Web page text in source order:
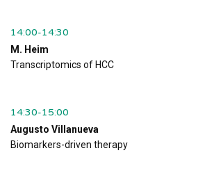
14:00-14:30
M. Heim
Transcriptomics of HCC
14:30-15:00
Augusto Villanueva
Biomarkers-driven therapy